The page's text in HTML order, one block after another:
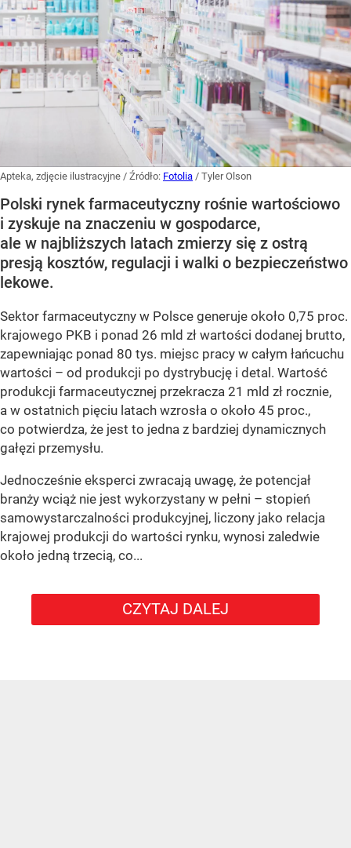
Apteka, zdjęcie ilustracyjne / Źródło: Fotolia / Tyler Olson
Polski rynek farmaceutyczny rośnie wartościowo
i zyskuje na znaczeniu w gospodarce,
ale w najbliższych latach zmierzy się z ostrą
presją kosztów, regulacji i walki o bezpieczeństwo
lekowe.
Sektor farmaceutyczny w Polsce generuje około 0,75 proc.
krajowego PKB i ponad 26 mld zł wartości dodanej brutto,
zapewniając ponad 80 tys. miejsc pracy w całym łańcuchu
wartości – od produkcji po dystrybucję i detal. Wartość
produkcji farmaceutycznej przekracza 21 mld zł rocznie,
a w ostatnich pięciu latach wzrosła o około 45 proc.,
co potwierdza, że jest to jedna z bardziej dynamicznych
gałęzi przemysłu.
Jednocześnie eksperci zwracają uwagę, że potencjał
branży wciąż nie jest wykorzystany w pełni – stopień
samowystarczalności produkcyjnej, liczony jako relacja
krajowej produkcji do wartości rynku, wynosi zaledwie
około jedną trzecią, co...
CZYTAJ DALEJ